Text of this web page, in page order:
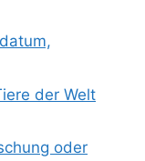
der Welt
oder